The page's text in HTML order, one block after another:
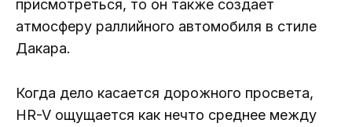
присмотреться, то он также создает
атмосферу раллийного автомобиля в стиле
Дакара.
Когда дело касается дорожного просвета,
HR-V ощущается как нечто среднее между